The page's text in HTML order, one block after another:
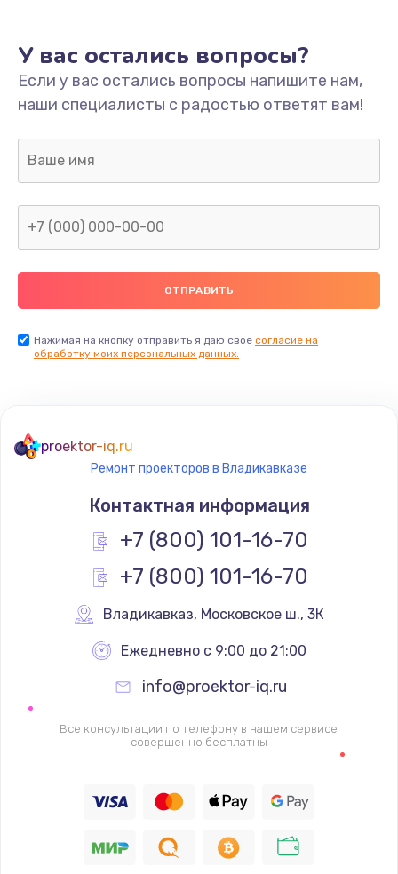
У вас остались вопросы?
Если у вас остались вопросы напишите нам,
наши специалисты с радостью ответят вам!
Нажимая на кнопку отправить я даю свое согласие на
обработку моих персональных данных.
proektor-iq.ru
Ремонт проекторов в Владикавказе
Контактная информация
+7 (800) 101-16-70
+7 (800) 101-16-70
Владикавказ, Московское ш., 3К
Ежедневно с 9:00 до 21:00
info@proektor-iq.ru
Все консультации по телефону в нашем сервисе
совершенно бесплатны